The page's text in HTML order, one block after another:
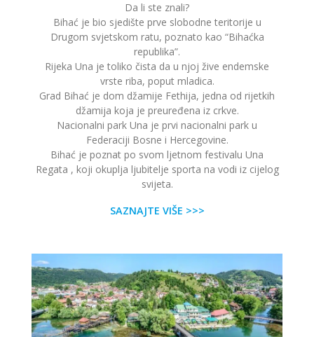
Da li ste znali?
Bihać je bio sjedište prve slobodne teritorije u
Drugom svjetskom ratu, poznato kao “Bihaćka
republika”.
Rijeka Una je toliko čista da u njoj žive endemske
vrste riba, poput mladica.
Grad Bihać je dom džamije Fethija, jedna od rijetkih
džamija koja je preuređena iz crkve.
Nacionalni park Una je prvi nacionalni park u
Federaciji Bosne i Hercegovine.
Bihać je poznat po svom ljetnom festivalu Una
Regata , koji okuplja ljubitelje sporta na vodi iz cijelog
svijeta.
SAZNAJTE VIŠE >>>